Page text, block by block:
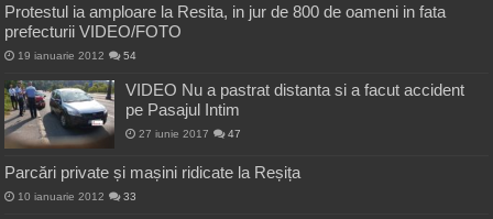
Protestul ia amploare la Resita, in jur de 800 de oameni in fata
prefecturii VIDEO/FOTO
19 ianuarie 2012 54
VIDEO Nu a pastrat distanta si a facut accident
pe Pasajul Intim
27 iunie 2017 47
Parcări private și mașini ridicate la Reșița
10 ianuarie 2012 33